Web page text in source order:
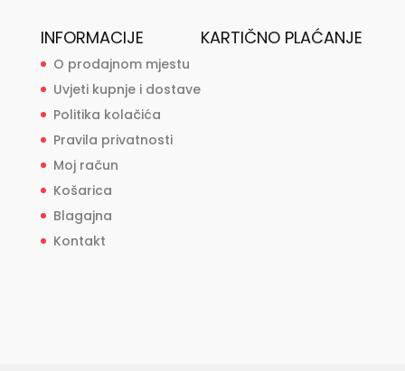
INFORMACIJE
O prodajnom mjestu
Uvjeti kupnje i dostave
Politika kolačića
Pravila privatnosti
Moj račun
Košarica
Blagajna
Kontakt
KARTIČNO PLAĆANJE